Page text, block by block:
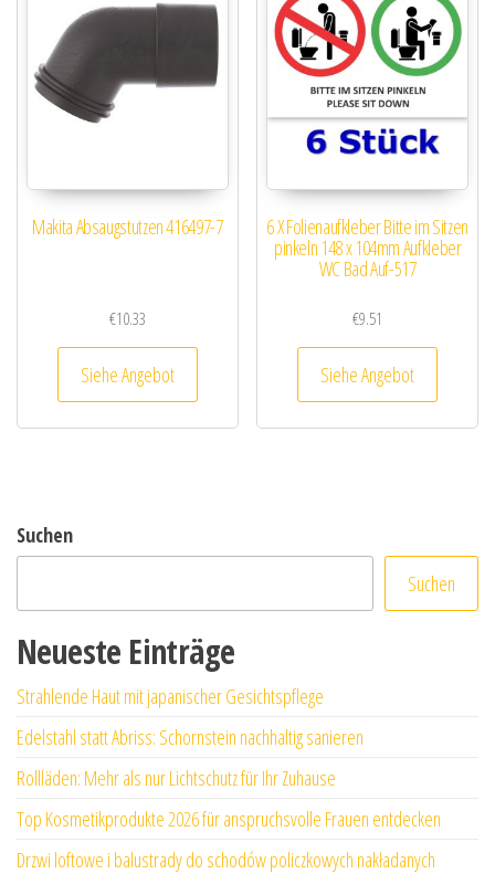
Makita Absaugstutzen 416497-7
€10.33
Siehe Angebot
6 X Folienaufkleber Bitte im Sitzen
pinkeln 148 x 104mm Aufkleber
WC Bad Auf-517
€9.51
Siehe Angebot
Suchen
Suchen
Neueste Einträge
Strahlende Haut mit japanischer Gesichtspflege
Edelstahl statt Abriss: Schornstein nachhaltig sanieren
Rollläden: Mehr als nur Lichtschutz für Ihr Zuhause
Top Kosmetikprodukte 2026 für anspruchsvolle Frauen entdecken
Drzwi loftowe i balustrady do schodów policzkowych nakładanych